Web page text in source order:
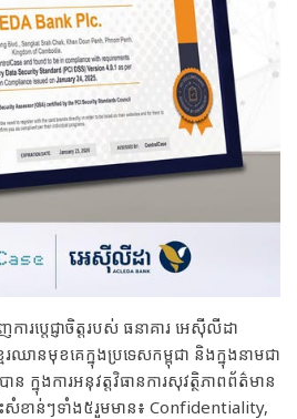
ារប្តេជ្ញាចិត្តរបស់ ធនាគារ អេស៊ីលីដា
ឈានមុខគេក្នុងប្រទេសកម្ពុជា និងក្នុងនាមជា
ក្នុងការអនុវត្តវិធានការសុវត្ថិភាពព័ត៌មាន
ះសំខាន់ៗទាំង៥រួមមាន៖ Confidentiality,